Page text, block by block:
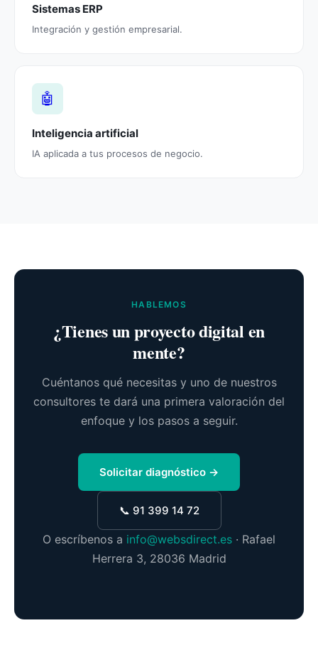
Sistemas ERP
Integración y gestión empresarial.
🤖
Inteligencia artificial
IA aplicada a tus procesos de negocio.
HABLEMOS
¿Tienes un proyecto digital en
mente?
Cuéntanos qué necesitas y uno de nuestros
consultores te dará una primera valoración del
enfoque y los pasos a seguir.
Solicitar diagnóstico →
📞 91 399 14 72
O escríbenos a info@websdirect.es · Rafael
Herrera 3, 28036 Madrid